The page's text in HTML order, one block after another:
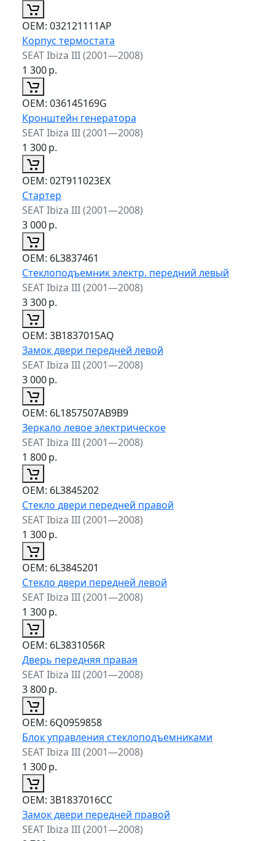
ОЕМ: 032121111AP
Корпус термостата
SEAT Ibiza III (2001—2008)
1 300р.
ОЕМ: 036145169G
Кронштейн генератора
SEAT Ibiza III (2001—2008)
1 300р.
ОЕМ: 02T911023EX
Стартер
SEAT Ibiza III (2001—2008)
3 000р.
ОЕМ: 6L3837461
Стеклоподъемник электр. передний левый
SEAT Ibiza III (2001—2008)
3 300р.
ОЕМ: 3B1837015AQ
Замок двери передней левой
SEAT Ibiza III (2001—2008)
3 000р.
ОЕМ: 6L1857507AB9B9
Зеркало левое электрическое
SEAT Ibiza III (2001—2008)
1 800р.
ОЕМ: 6L3845202
Стекло двери передней правой
SEAT Ibiza III (2001—2008)
1 300р.
ОЕМ: 6L3845201
Стекло двери передней левой
SEAT Ibiza III (2001—2008)
1 300р.
ОЕМ: 6L3831056R
Дверь передняя правая
SEAT Ibiza III (2001—2008)
3 800р.
ОЕМ: 6Q0959858
Блок управления стеклоподъемниками
SEAT Ibiza III (2001—2008)
1 300р.
ОЕМ: 3B1837016CC
Замок двери передней правой
SEAT Ibiza III (2001—2008)